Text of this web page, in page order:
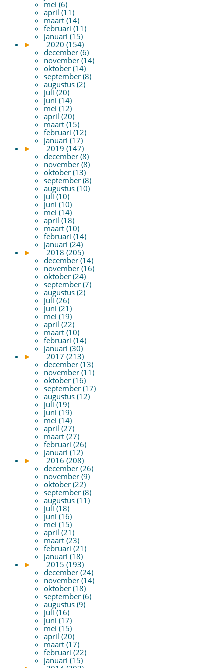
mei (6)
april (11)
maart (14)
februari (11)
januari (15)
►
2020 (154)
december (6)
november (14)
oktober (14)
september (8)
augustus (2)
juli (20)
juni (14)
mei (12)
april (20)
maart (15)
februari (12)
januari (17)
►
2019 (147)
december (8)
november (8)
oktober (13)
september (8)
augustus (10)
juli (10)
juni (10)
mei (14)
april (18)
maart (10)
februari (14)
januari (24)
►
2018 (205)
december (14)
november (16)
oktober (24)
september (7)
augustus (2)
juli (26)
juni (21)
mei (19)
april (22)
maart (10)
februari (14)
januari (30)
►
2017 (213)
december (13)
november (11)
oktober (16)
september (17)
augustus (12)
juli (19)
juni (19)
mei (14)
april (27)
maart (27)
februari (26)
januari (12)
►
2016 (208)
december (26)
november (9)
oktober (22)
september (8)
augustus (11)
juli (18)
juni (16)
mei (15)
april (21)
maart (23)
februari (21)
januari (18)
►
2015 (193)
december (24)
november (14)
oktober (18)
september (6)
augustus (9)
juli (16)
juni (17)
mei (15)
april (20)
maart (17)
februari (22)
januari (15)